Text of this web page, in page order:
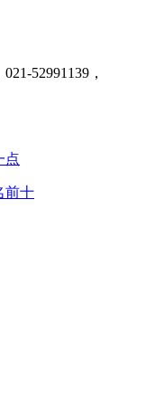
52991139，
点
前十